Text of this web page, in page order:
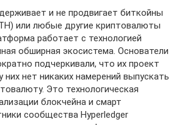
и не продвигает биткойны
или любые другие криптовалюты
работает с технологией
обширная экосистема. Основатели
подчеркивали, что их проект
них нет никаких намерений выпускать
Это технологическая
блокчейна и смарт
сообщества Hyperledger